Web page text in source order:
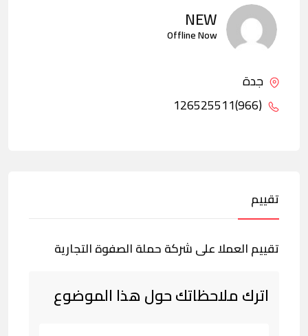
NEW
Offline Now
جدة
(966)126525511
تقييم
تقييم العملا على شركة حملة الصفوة التجارية
اترك ملاحظاتك حول هذا الموضوع